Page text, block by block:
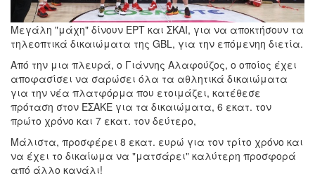
Μεγάλη "μάχη" δίνουν ΕΡΤ και ΣΚΑΙ, για να αποκτήσουν τα
τηλεοπτικά δικαιώματα της GBL, για την επόμενηη διετία.
Από την μια πλευρά, ο Γιάννης Αλαφούζος, ο οποίος έχει
αποφασίσει να σαρώσει όλα τα αθλητικά δικαιώματα
για την νέα πλατφόρμα που ετοιμάζει, κατέθεσε
πρόταση στον ΕΣΑΚΕ για τα δικαιώματα, 6 εκατ. τον
πρώτο χρόνο και 7 εκατ. τον δεύτερο,
Μάλιστα, προσφέρει 8 εκατ. ευρώ για τον τρίτο χρόνο και
να έχει το δικαίωμα να "ματσάρει" καλύτερη προσφορά
από άλλο κανάλι!